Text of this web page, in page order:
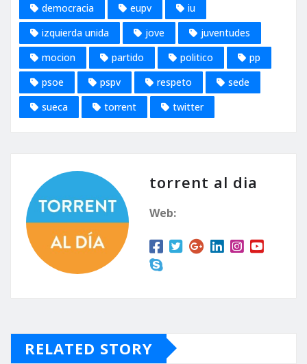
democracia
eupv
iu
izquierda unida
jove
juventudes
mocion
partido politico
pp
psoe
pspv respeto
sede
sueca
torrent twitter
torrent al dia
Web:
RELATED STORY